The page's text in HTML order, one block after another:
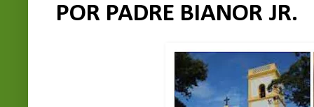
POR PADRE BIANOR JR.